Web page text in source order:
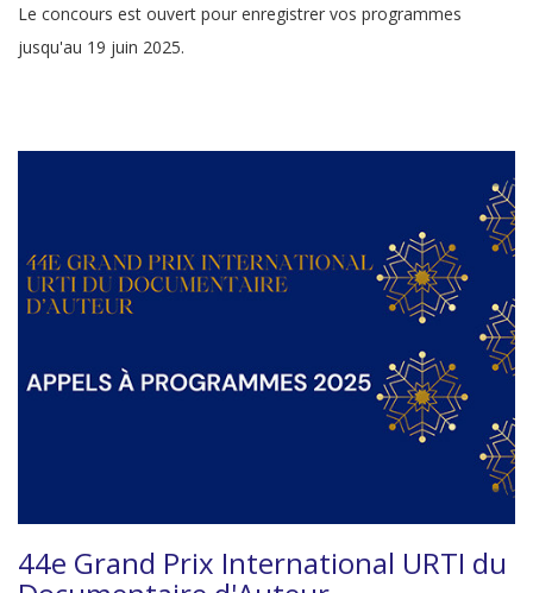
Le concours est ouvert pour enregistrer vos programmes
jusqu'au 19 juin 2025.
44e Grand Prix International URTI du